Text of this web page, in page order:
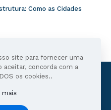
Como as Cidades
os Direitos Reservados -
site para fornecer uma
aceitar, concorda com a
os cookies..
mais